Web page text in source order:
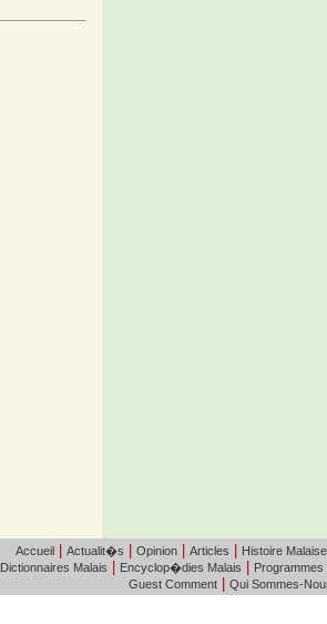
Accueil| Actualit�s Opinion| Articles Histoire Malaise
Dictionnaires Malais Encyclop�dies Malais Programmes
Guest Comment Qui Sommes-